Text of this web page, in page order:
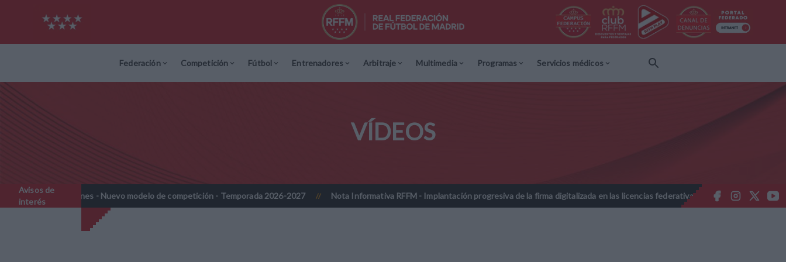
Federación Competición Fútbol Entrenadores Arbitraje Multimedia Programas Servicios médicos
VÍDEOS
Avisos de
interés
- Nuevo modelo de competición - Temporada 2026-2027 // Nota Informativa RFFM - Implantación progresiva de la firma digitalizada en las licencias federativas - Temporada 2026-2027 //